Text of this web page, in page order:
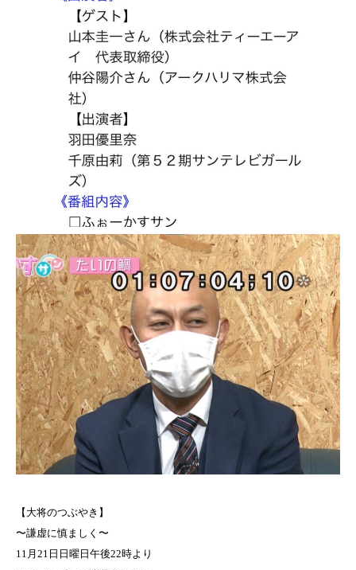
【大将のつぶやき】
〜謙虚に慎ましく〜
11月21日日曜日午後22時より